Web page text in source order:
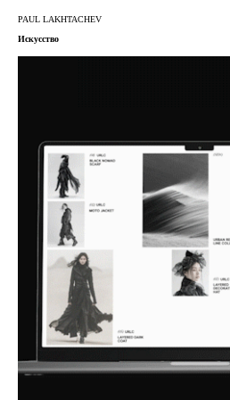
PAUL LAKHTACHEV
Искусство